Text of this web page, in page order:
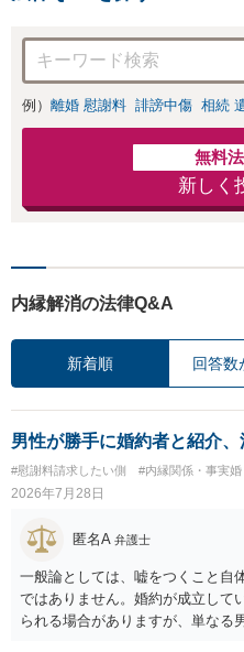
例） 離婚 慰謝料 誹謗中傷 相続
無料
新しく
内縁解消の法律Q&A
新着順 回答数
男性が勝手に婚約者と紹介
#慰謝料請求したい側 #内縁関係・事実婚
2026年7月28日
匿名A 弁護士
一般論としては、嘘をつくこと自
ではありません。婚約が成立して
られる場合がありますが、単なる